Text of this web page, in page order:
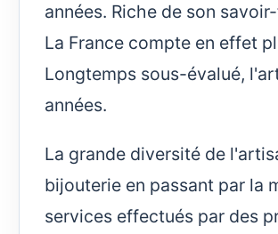
années. Riche de son
La France compte en effet
Longtemps sous-évalué,
années.
La grande diversité de
bijouterie en passant par la
services effectués par des